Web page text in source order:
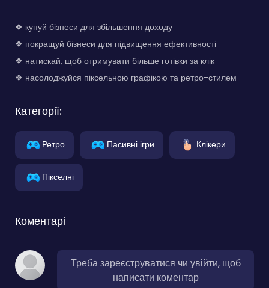
❖ купуй бізнеси для збільшення доходу
❖ покращуй бізнеси для підвищення ефективності
❖ натискай, щоб отримувати більше готівки за клік
❖ насолоджуйся піксельною графікою та ретро-стилем
Категорії:
Ретро Пасивні ігри Клікери
Пікселні
Коментарі
Треба зареєструватися чи увійти, щоб
написати коментар